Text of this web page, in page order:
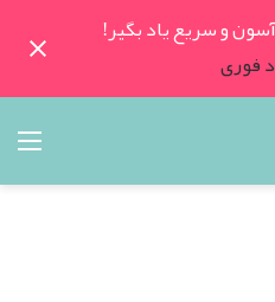
و سریع یاد بگیر!
فوری